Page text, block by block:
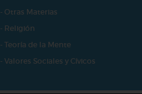
- Otras Materias
- Religión
- Teoría de la Mente
- Valores Sociales y Cívicos